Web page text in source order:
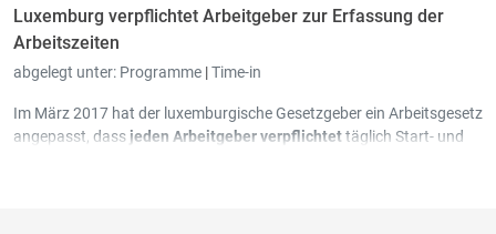
Luxemburg verpflichtet Arbeitgeber zur Erfassung der
Arbeitszeiten
abgelegt unter: Programme |Time-in
Im März 2017 hat der luxemburgische Gesetzgeber ein Arbeitsgesetz
angepasst, dass jeden Arbeitgeber verpflichtettäglich Start- und